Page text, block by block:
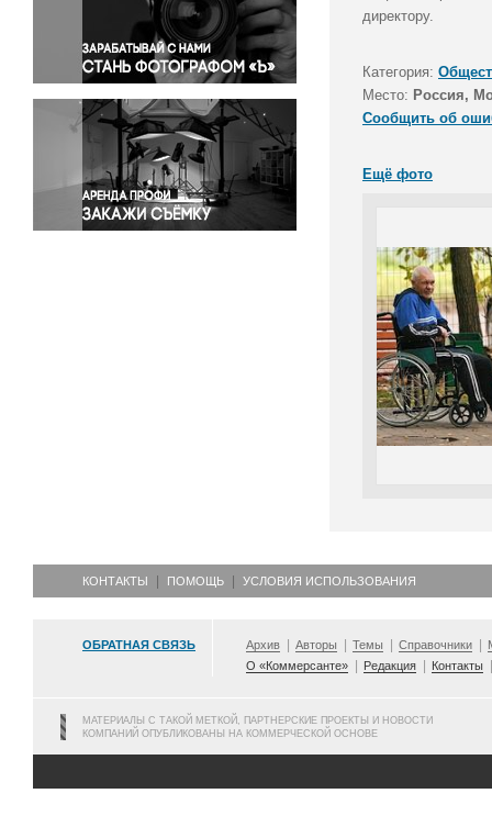
Правосудие
Происшествия и конфликты
Религия
Светская жизнь
Спорт
Экология
Экономика и бизнес
директору.
Категория:
Место: Россия,
Сообщить об
Ещё фото
КОНТАКТЫ ПОМОЩЬ УСЛОВИЯ ИСПОЛЬЗОВАНИЯ
ОБРАТНАЯ СВЯЗЬ Архив Авторы Темы Справочники
О «Коммерсанте»
Редакция Контакты
МАТЕРИАЛЫ С ТАКОЙ МЕТКОЙ, ПАРТНЕРСКИЕ ПРОЕКТЫ И НОВОСТИ
КОМПАНИЙ ОПУБЛИКОВАНЫ НА КОММЕРЧЕСКОЙ ОСНОВЕ